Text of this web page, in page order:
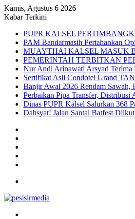
Kamis, Agustus 6 2026
Kabar Terkini
PUPR KALSEL
PAM Bandarmasih Pertahankan
MUAYTHAI KALSEL MASUK
PEMERINTAH TERBITKAN
Nur Andi Arinawati Arsyad
Sertifikat Asli Condotel Grand
Banjir Awal 2026 Rendam Sawah,
Perbaikan Pipa Transfer,
Dinas PUPR Kalsel Salurkan 368
Dahsyat! Jalan Santai Batfest